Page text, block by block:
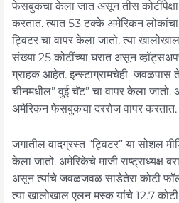
फेसबुकचा केला जात असून तीस कोटींपेक्षा
करतात. त्यात 53 टक्के अमेरिकन
ट्विटर चा वापर केला जातो. त्या
संख्या 25 कोटींच्या घरात असून
ग्राहक आहेत. इन्स्टाग्रामचेही जवळपास
चीनमधील” वुई चॅट” चा वापर केला जातो.
अमेरिकन फेसबुकचा दररोज वापर करतात.
जगातील वादग्रस्त “ट्विटर” या सोशल
केला जातो. अमेरिकेचे माजी राष्ट्राध्यक्ष
असून त्यांचे जवळजवळ साडेतेरा कोटी
त्या खालोखाल एलन मस्क यांचे 12.7